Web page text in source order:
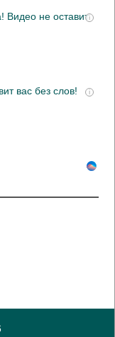
i
Видео не оставит
i
вас без слов!